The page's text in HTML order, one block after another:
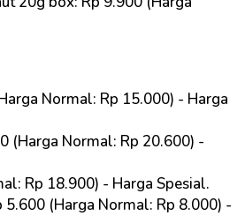
Normal: Rp 15.000) - Harga
(Harga Normal: Rp 20.600) -
Rp 18.900) - Harga Spesial.
5.600 (Harga Normal: Rp 8.000) -